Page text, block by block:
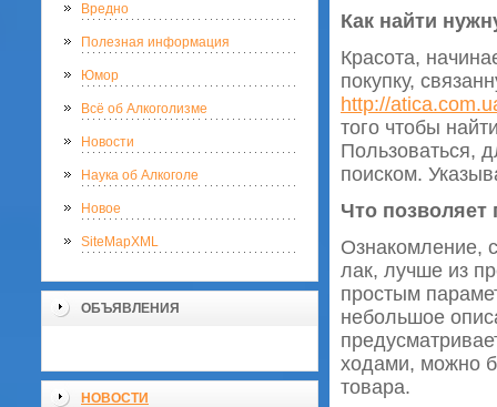
Вредно
Полезная информация
Юмор
Всё об Алкоголизме
Новости
Наука об Алкоголе
Новое
SiteMapXML
ОБЪЯВЛЕНИЯ
НОВОСТИ
Как найти
Красота,
покупку,
http://
того чтобы
Пользоваться,
поиском.
Что позволяет
Ознакомление,
лак, лучше из
простым
небольшое
ходами, можно
товара.